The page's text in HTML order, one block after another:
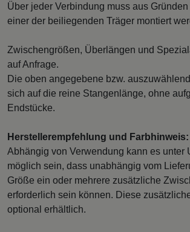
Über jeder Verbindung muss aus
einer der beiliegenden Träger montiert
Zwischengrößen, Überlängen und
auf Anfrage.
Die oben angegebene bzw.
sich auf die reine Stangenlänge, ohne
Endstücke.
Herstellerempfehlung und Farbhinweis:
Abhängig von Verwendung kann es unter
möglich sein, dass unabhängig vom
Größe ein oder mehrere zusätzliche
erforderlich sein können. Diese
optional erhältlich.